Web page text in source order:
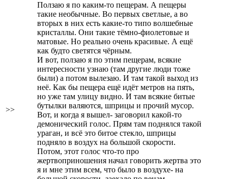
>>
Ползаю я по каким-то пещерам. А пещеры
такие необычные. Во первых светлые, а во
вторых в них есть какие-то типо волшебные
кристаллы. Они такие тёмно-фиолетовые и
матовые. Но реально очень красивые. А ещё
как будто светятся чёрным.
И вот, ползаю я по этим пещерам, всякие
интересности узнаю (там другие люди тоже
были) а потом вылезаю. И там такой выход из
неё. Как бы пещера ещё идёт метров на пять,
но уже там улицу видно. И там всякие битые
бутылки валяются, шприцы и прочий мусор.
Вот, и когда я вышел- заговорил какой-то
демонический голос. Прям там поднялся такой
ураган, и всё это битое стекло, шприцы
подняло в воздух на большой скорости.
Потом, этот голос что-то про
жертвоприношения начал говорить жертва это
я и мне этим всем, что было в воздухе- на